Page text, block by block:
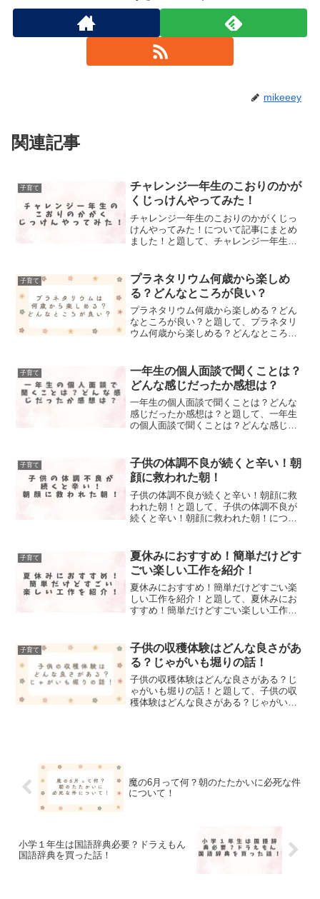
mikeeey
関連記事
子育て
チャレンジ一年生のこおりのかが
くじっけんやってみた！
チャレンジ一年生のこおりのかがくじっ
けんやってみた！について記事にまとめ
ました！と題して、チャレンジ一年生の
事にまとめました。
子育て
プラネタリウム何歳から楽しめ
る？どんなところが良い？
プラネタリウム何歳から楽しめる？どん
なところが良い？と題して、プラネタリ
ウム何歳から楽しめる？どんなところが
子育て
一年生の個人面談で聞くことは？
どんな感じだったか感想は？
一年生の個人面談で聞くことは？どんな
感じだったか感想は？と題して、一年生
の個人面談で聞くことは？どんな感じだ
子育て
子供の体調不良が続くと辛い！朝
顔に救われた朝！
子供の体調不良が続くと辛い！朝顔に救
われた朝！と題して、子供の体調不良が
続くと辛い！朝顔に救われた朝！につい
子育て
夏休みにおすすめ！簡単だけどす
ごい楽しい工作を紹介！
夏休みにおすすめ！簡単だけどすごい楽
しい工作を紹介！と題して、夏休みにお
すすめ！簡単だけどすごい楽しい工作を
子育て
子供の収穫体験はどんな良さがあ
る？じゃがいも堀りの話！
子供の収穫体験はどんな良さがある？じ
ゃがいも堀りの話！と題して、子供の収
穫体験はどんな良さがある？じゃがいも
魔の6月って何？朝のたたかいに必死な件
について！
小学１年生は国語辞典必要？ドラえもん
国語辞典を買った話！